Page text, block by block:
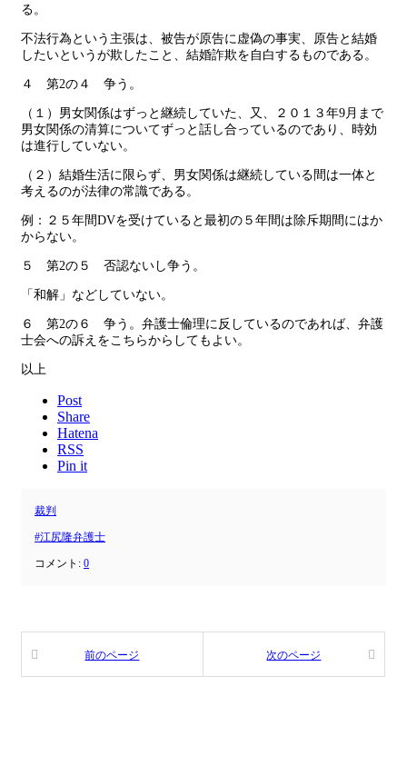
る。
不法行為という主張は、被告が原告に虚偽の事実、原告と結婚
したいというが欺したこと、結婚詐欺を自白するものである。
４ 第2の４ 争う。
（１）男女関係はずっと継続していた、又、２０１３年9月まで
男女関係の清算についてずっと話し合っているのであり、時効
は進行していない。
（２）結婚生活に限らず、男女関係は継続している間は一体と
考えるのが法律の常識である。
例：２５年間DVを受けていると最初の５年間は除斥期間にはか
からない。
５ 第2の５ 否認ないし争う。
「和解」などしていない。
６ 第2の６ 争う。弁護士倫理に反しているのであれば、弁護
士会への訴えをこちらからしてもよい。
以上
Post
Share
Hatena
RSS
Pin it
裁判
#江尻隆弁護士
コメント: 0
前のページ 次のページ